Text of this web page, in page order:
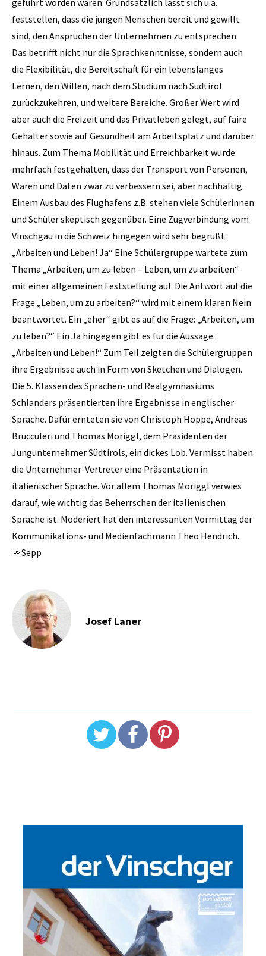
feststellen, dass die jungen Menschen bereit und gewillt
sind, den Ansprüchen der Unternehmen zu entsprechen.
Das betrifft nicht nur die Sprachkenntnisse, sondern auch
die Flexibilität, die Bereitschaft für ein lebenslanges
Lernen, den Willen, nach dem Studium nach Südtirol
zurückzukehren, und weitere Bereiche. Großer Wert wird
aber auch die Freizeit und das Privatleben gelegt, auf faire
Gehälter sowie auf Gesundheit am Arbeitsplatz und darüber
hinaus. Zum Thema Mobilität und Erreichbarkeit wurde
mehrfach festgehalten, dass der Transport von Personen,
Waren und Daten zwar zu verbessern sei, aber nachhaltig.
Einem Ausbau des Flughafens z.B. stehen viele Schülerinnen
und Schüler skeptisch gegenüber. Eine Zugverbindung vom
Vinschgau in die Schweiz hingegen wird sehr begrüßt.
„Arbeiten und Leben! Ja“ Eine Schülergruppe wartete zum
Thema „Arbeiten, um zu leben – Leben, um zu arbeiten“
mit einer allgemeinen Feststellung auf. Die Antwort auf die
Frage „Leben, um zu arbeiten?“ wird mit einem klaren Nein
beantwortet. Ein „eher“ gibt es auf die Frage: „Arbeiten, um
zu leben?“ Ein Ja hingegen gibt es für die Aussage:
„Arbeiten und Leben!“ Zum Teil zeigten die Schülergruppen
ihre Ergebnisse auch in Form von ­Sketchen und Dialogen.
Die 5. Klassen des Sprachen- und Realgymnasiums
Schlanders präsentierten ihre Ergebnisse in englischer
Sprache. Dafür ernteten sie von Christoph Hoppe, Andreas
Brucculeri und Thomas Moriggl, dem Präsidenten der
Jungunternehmer Südtirols, ein dickes Lob. Vermisst haben
die Unternehmer-Vertreter eine Präsentation in
italienischer Sprache. Vor allem Thomas Moriggl verwies
darauf, wie wichtig das Beherrschen der italienischen
Sprache ist. Moderiert hat den interessanten Vormittag der
Kommunikations- und Medienfachmann Theo Hendrich.
Sepp
Josef Laner